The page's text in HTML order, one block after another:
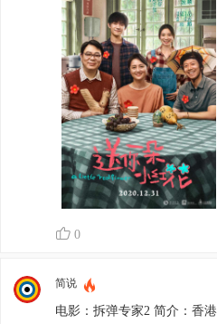
0
简说
电影：拆弹专家2 简介：香